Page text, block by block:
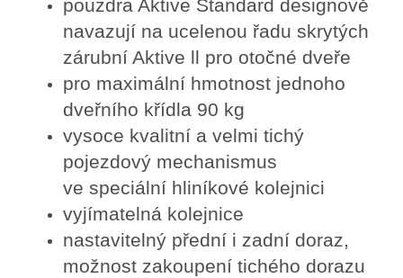
pouzdra Aktive Standard designově
navazují na ucelenou řadu skrytých
zárubní Aktive ll pro otočné dveře
pro maximální hmotnost jednoho
dveřního křídla 90 kg
vysoce kvalitní a velmi tichý
pojezdový mechanismus
ve speciální hliníkové kolejnici
vyjímatelná kolejnice
nastavitelný přední i zadní doraz,
možnost zakoupení tichého dorazu